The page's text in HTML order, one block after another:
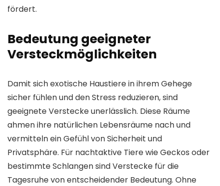
fördert.
Bedeutung geeigneter
Versteckmöglichkeiten
Damit sich exotische Haustiere in ihrem Gehege
sicher fühlen und den Stress reduzieren, sind
geeignete Verstecke unerlässlich. Diese Räume
ahmen ihre natürlichen Lebensräume nach und
vermitteln ein Gefühl von Sicherheit und
Privatsphäre. Für nachtaktive Tiere wie Geckos oder
bestimmte Schlangen sind Verstecke für die
Tagesruhe von entscheidender Bedeutung. Ohne